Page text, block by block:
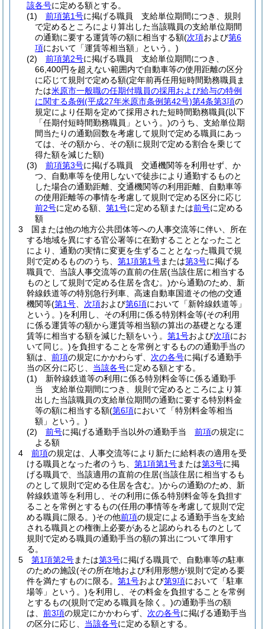
該各号に定める額とする。
(1)
前項第1号に掲げる職員 支給単位期間につき、規則
で定めるところにより算出した当該職員の支給単位期間
の通勤に要する運賃等の額に相当する額(次項および第6
項において「運賃等相当額」という。)
(2)
前項第2号に掲げる職員 支給単位期間につき、
66,400円を超えない範囲内で自動車等の使用距離の区分
に応じて規則で定める額(定年前再任用短時間勤務職員ま
たは米原市一般職の任期付職員の採用および給与の特例
に関する条例(平成27年米原市条例第42号)第4条第3項の
規定により任期を定めて採用された短時間勤務職員(以下
「任期付短時間勤務職員」という。)のうち、支給単位期
間当たりの通勤回数を考慮して規則で定める職員にあっ
ては、その額から、その額に規則で定める割合を乗じて
得た額を減じた額)
(3)
前項第3号に掲げる職員 交通機関等を利用せず、か
つ、自動車等を使用しないで徒歩により通勤するものと
した場合の通勤距離、交通機関等の利用距離、自動車等
の使用距離等の事情を考慮して規則で定める区分に応じ
前2号に定める額、 第1号に定める額または前号に定める
額
3
国または他の地方公共団体等への人事交流等に伴い、所在
する地域を異にする官公署等に在勤することとなったこと
により、通勤の実情に変更を生ずることとなった職員で規
則で定めるもののうち、 第1項第1号または第3号に掲げる
職員で、当該人事交流等の直前の住居(当該住居に相当する
ものとして規則で定める住居を含む。)から通勤のため、新
幹線鉄道等の特別急行列車、高速自動車国道その他の交通
機関等(第1号 次項および第6項において「新幹線鉄道等」
という。)を利用し、その利用に係る特別料金等(その利用
に係る運賃等の額から運賃等相当額の算出の基礎となる運
賃等に相当する額を減じた額をいう。 第1号および次項にお
いて同じ。)を負担することを常例とするものの通勤手当の
額は、 前項の規定にかかわらず、 次の各号に掲げる通勤手
当の区分に応じ、 当該各号に定める額とする。
(1)
新幹線鉄道等の利用に係る特別料金等に係る通勤手
当 支給単位期間につき、規則で定めるところにより算
出した当該職員の支給単位期間の通勤に要する特別料金
等の額に相当する額(第6項において「特別料金等相当
額」という。)
(2)
前号に掲げる通勤手当以外の通勤手当 前項の規定に
よる額
4
前項の規定は、人事交流等により新たに給料表の適用を受
ける職員となった者のうち、 第1項第1号または第3号に掲
げる職員で、当該適用の直前の住居(当該住居に相当するも
のとして規則で定める住居を含む。)からの通勤のため、新
幹線鉄道等を利用し、その利用に係る特別料金等を負担す
ることを常例とするもの(任用の事情等を考慮して規則で定
める職員に限る。)その他前項の規定による通勤手当を支給
される職員との権衡上必要があると認められるものとして
規則で定める職員の通勤手当の額の算出について準用す
る。
5
第1項第2号または第3号に掲げる職員で、自動車等の駐車
のための施設(その所在地および利用形態が規則で定める要
件を満たすものに限る。 第1号および第9項において「駐車
場等」という。)を利用し、その料金を負担することを常例
とするもの(規則で定める職員を除く。)の通勤手当の額
は、 前3項の規定にかかわらず、 次の各号に掲げる通勤手当
の区分に応じ、 当該各号に定める額とする。